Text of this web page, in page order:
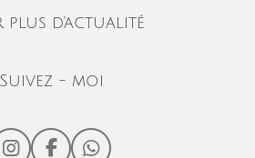
plus d'actualité
Suivez - moi